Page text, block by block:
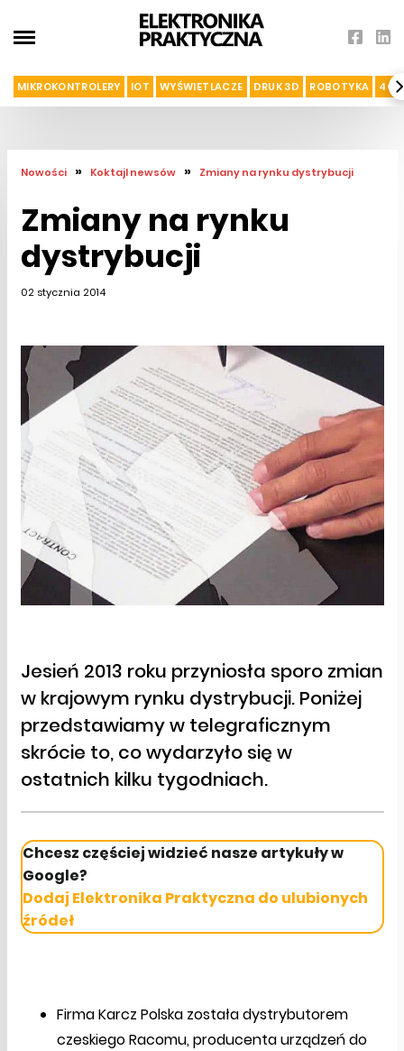
MIKROKONTROLERY IOT WYŚWIETLACZE DRUK 3D ROBOTYKA 4G I
Nowości » Koktajl newsów » Zmiany na rynku dystrybucji
Zmiany na rynku
dystrybucji
02 stycznia 2014
Jesień 2013 roku przyniosła sporo zmian
w krajowym rynku dystrybucji. Poniżej
przedstawiamy w telegraficznym
skrócie to, co wydarzyło się w
ostatnich kilku tygodniach.
Chcesz częściej widzieć nasze artykuły w
Google?
Dodaj Elektronika Praktyczna do ulubionych
źródeł
Firma Karcz Polska została dystrybutorem
czeskiego Racomu, producenta urządzeń do